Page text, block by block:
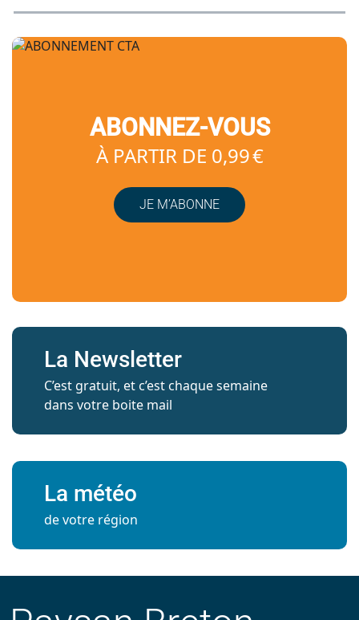
ABONNEZ-VOUS
À PARTIR DE 0,99 €
JE M’ABONNE
La Newsletter
C’est gratuit, et c’est chaque semaine
dans votre boite mail
La météo
de votre région